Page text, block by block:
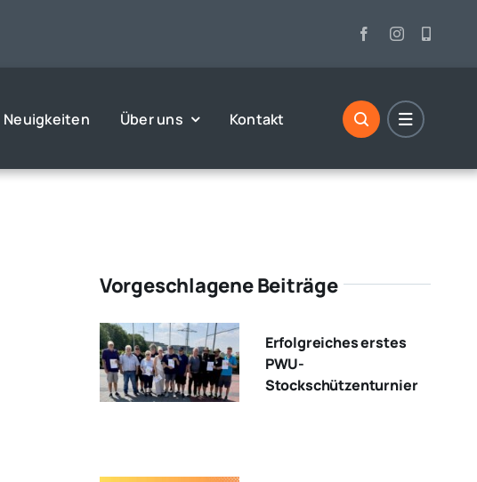
Neuigkeiten Über uns Kontakt
Vorgeschlagene Beiträge
Erfolgreiches erstes
PWU-
Stockschützenturnier